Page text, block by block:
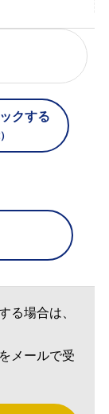
クする
る場合は、
メールで受